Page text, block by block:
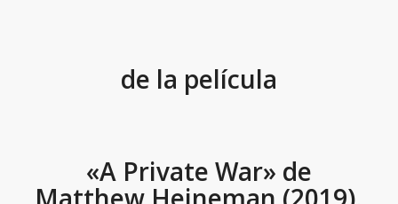
de la película
«A Private War» de